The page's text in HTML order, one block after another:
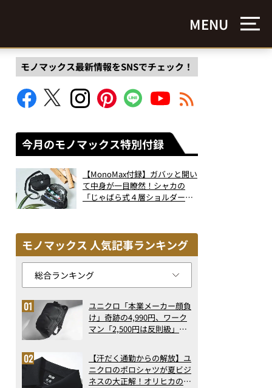
MENU
モノマックス最新情報をSNSでチェック！
今月のモノマックス特別付録
【MonoMax付録】ガバッと開い
て中身が一目瞭然！シャカの
「じゃばら式４層ショルダーバ
モノマックス 人気記事ランキング
ユニクロ「本業メーカー顔負
け」奇跡の4,990円、ワーク
マン「2,500円は反則級」凄
ト3】（2026年6月版）
【汗だく通勤からの解放】ユ
ニクロのポロシャツが夏ビジ
ネスの大正解！オリヒカの透